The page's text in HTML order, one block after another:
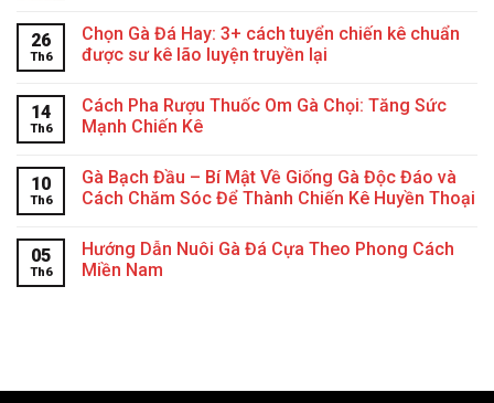
26
Th6
Chọn Gà Đá Hay: 3+ cách tuyển chiến kê chuẩn
được sư kê lão luyện truyền lại
14
Th6
Cách Pha Rượu Thuốc Om Gà Chọi: Tăng Sức
Mạnh Chiến Kê
10
Th6
Gà Bạch Đầu – Bí Mật Về Giống Gà Độc Đáo và
Cách Chăm Sóc Để Thành Chiến Kê Huyền Thoại
05
Th6
Hướng Dẫn Nuôi Gà Đá Cựa Theo Phong Cách
Miền Nam